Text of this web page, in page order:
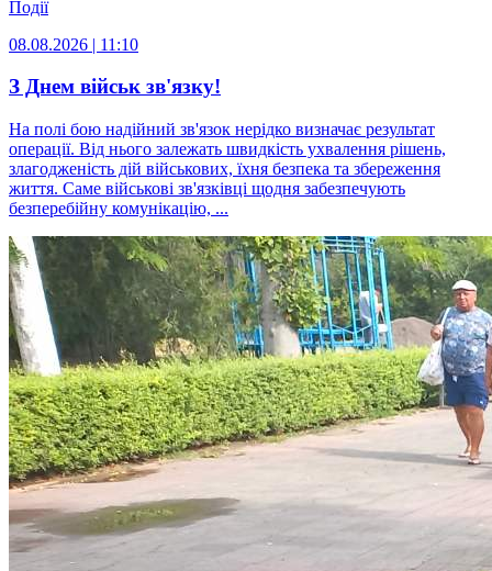
Події
08.08.2026 | 11:10
З Днем військ зв'язку!
На полі бою надійний зв'язок нерідко визначає результат
операції. Від нього залежать швидкість ухвалення рішень,
злагодженість дій військових, їхня безпека та збереження
життя. Саме військові зв'язківці щодня забезпечують
безперебійну комунікацію, ...